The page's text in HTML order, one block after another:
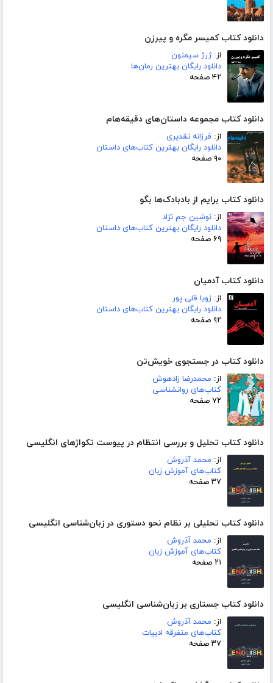
دانلود کتاب کمیسر مگره و پیرزن
از:ژرژ سیمنون
دانلود رایگان بهترین رمان‌ها
۴۲ صفحه
دانلود کتاب مجموعه داستان‌های دقیقه‌هام
از: فرزانه تقدیری
دانلود رایگان بهترین کتاب‌های داستان
۹۰ صفحه
دانلود کتاب برایم از بادبادک‌ها بگو
از: نوشین جم نژاد
دانلود رایگان بهترین کتاب‌های داستان
۶۹ صفحه
دانلود کتاب آدمیان
از: زویا قلی پور
دانلود رایگان بهترین کتاب‌های داستان
۹۲ صفحه
دانلود کتاب در جستجوی خویش‌تن
از: محمدرضا زادهوش
کتاب‌های روانشناسی
۷۲ صفحه
دانلود کتاب تحلیل و بررسی انتظام در پیوست تکواژهای انگلیسی
از: محمد آذروش
کتاب‌های آموزش زبان
۳۷ صفحه
دانلود کتاب تحلیلی بر نظام نحو دستوری در زبان‌شناسی انگلیسی
از: محمد آذروش
کتاب‌های آموزش زبان
۲۱ صفحه
دانلود کتاب جستاری بر زبان‌شناسی انگلیسی
از: محمد آذروش
کتاب‌های متفرقه ادبیات
۳۷ صفحه